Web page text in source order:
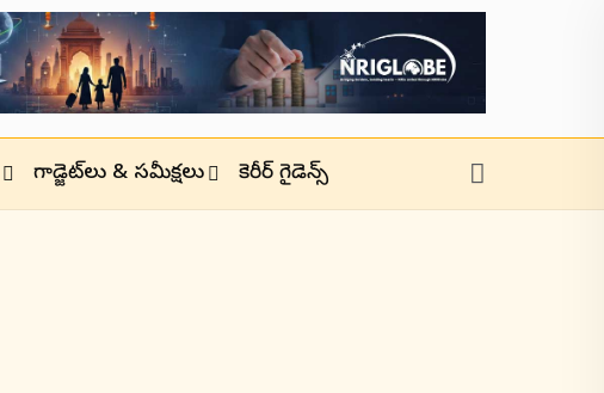
గాడ్జెట్‌లు & సమీక్షలు కెరీర్ గైడెన్స్